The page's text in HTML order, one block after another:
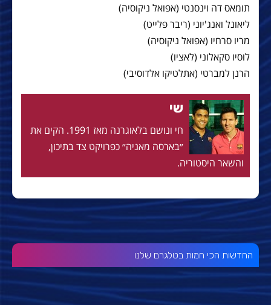
תומאס דה וינסנטי (אפואל ניקוסיה)
ליאונל ואנג'יוני (ריבר פלייט)
מריו סרחיו (אפואל ניקוסיה)
לוסיו סקאלוני (לאציו)
הרנן למברטי (אתלטיקו אלדוסיבי)
שי
חי ונושם בלאוגרנה מאז 1991. הקים את
״בארסה מאניה״ כפרויקט צד בתיכון,
והשאר היסטוריה.
החדשות הכי חמות בטלגרם שלנו